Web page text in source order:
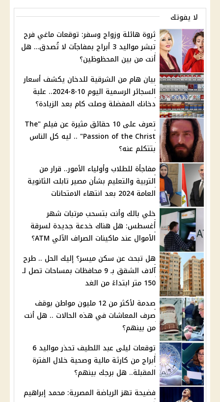
لا يفوتك
ثروة هائلة وزواج وسفر: توقعات ماغي فرح
تبشر مواليد 3 أبراج بمفاجآت لا تُصدق… هل
أنت من بين المحظوظين؟
بيان هام من الشرقية للدخان يكشف أسعار
السجائر الرسمية اليوم 10-8-2024.. علبة
دخانك المفضلة وصلت كام بعد الزيادة؟
تعرف على 10 حقائق مثيرة عن فيلم "The
Passion of the Christ" .. ليه كل الناس
بتتكلم عنه؟
مفاجأة للطلاب وأولياء الأمور.. قرار من
التربية والتعليم بشأن مصير تابلت الثانوية
العامة 2024 بعد انتهاء الامتحانات
خلي بالك وأنت بتسحب مرتبات شهر
أغسطس: هل هناك خدعة جديدة لسرقة
الأموال عند ماكينات الصراف الآلي ATM؟
هل تبحث عن سكن ميسر؟ إليك الحل .. طرح
آلاف الشقق بـ 9 محافظات بمساحات تصل لـ
150 متر ابتداءً من الغد
صدمة لأكثر من 12 مليون مواطن بوقف
صرف المعاشات في هذه الحالات .. هل أنت
من بينهم؟
توقعات ليلى عبد اللطيف تحذر مواليد 6
أبراج من كارثة مالية وصحية خلال الفترة
المقبلة.. هل برجك بينهم؟
فضيحة تهز الرياضة المصرية: محمد إبراهيم